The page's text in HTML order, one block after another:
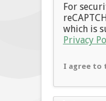
For
which is
Privacy
I agree to